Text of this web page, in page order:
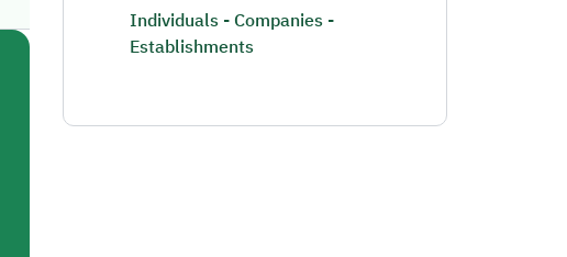
Individuals - Companies -
Establishments